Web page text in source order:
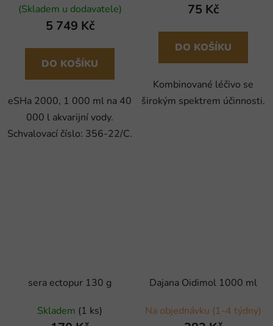
(Skladem u dodavatele)
5 749 Kč
DO KOŠÍKU
eSHa 2000, 1 000 ml na 40
000 l akvarijní vody.
Schvalovací číslo: 356-22/C.
75 Kč
DO KOŠÍKU
Kombinované léčivo se
širokým spektrem účinnosti.
sera ectopur 130 g
Skladem (1 ks)
Dajana Oidimol 1000 ml
Na objednávku (1-4 týdny)